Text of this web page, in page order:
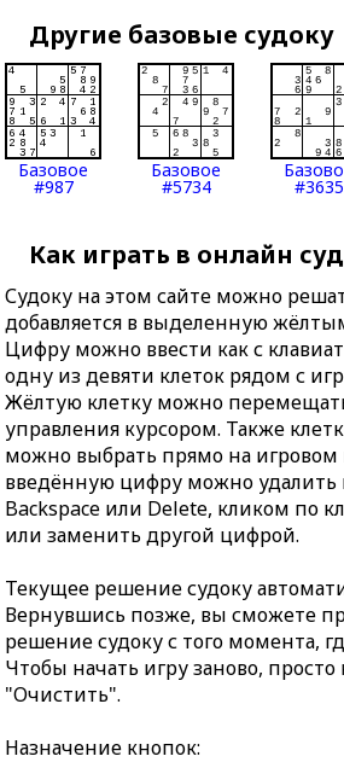
Другие базовые судоку
Базовое
#987
Базовое
#5734 #3635
Как играть в онлайн
Судоку на этом сайте можно
добавляется в выделенную
Цифру можно ввести как с
одну из девяти клеток рядом с
Жёлтую клетку можно
управления курсором. Также
можно выбрать прямо на игровом
введённую цифру можно
Backspace или Delete, кликом по
или заменить другой цифрой.
Текущее решение судоку
Вернувшись позже, вы сможете
решение судоку с того момента,
Чтобы начать игру заново,
"Очистить".
Назначение кнопок: